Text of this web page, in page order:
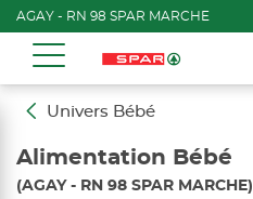
AGAY - RN 98 SPAR MARCHE
Univers Bébé
Alimentation Bébé
(AGAY - RN 98 SPAR MARCHE)